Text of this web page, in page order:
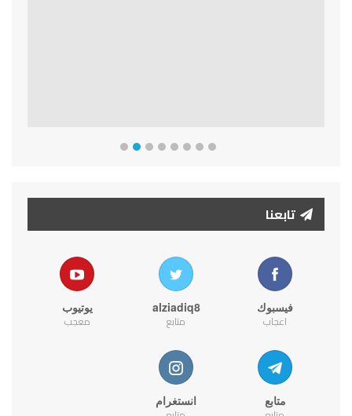
تابعنا
فيسبوك
اعجاب
alziadiq8
متابع
يوتيوب
معجب
متابع انستغرام